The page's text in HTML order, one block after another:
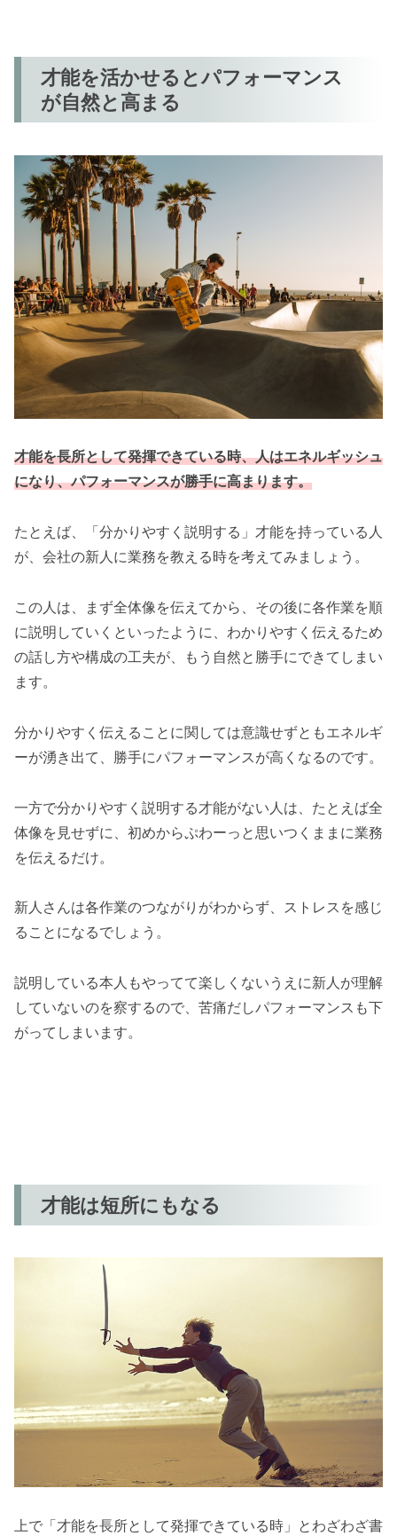
才能を活かせるとパフォーマンス
が自然と高まる
才能を長所として発揮できている時、人はエネルギッシュ
になり、パフォーマンスが勝手に高まります。
たとえば、「分かりやすく説明する」才能を持っている人
が、会社の新人に業務を教える時を考えてみましょう。
この人は、まず全体像を伝えてから、その後に各作業を順
に説明していくといったように、わかりやすく伝えるため
の話し方や構成の工夫が、もう自然と勝手にできてしまい
ます。
分かりやすく伝えることに関しては意識せずともエネルギ
ーが湧き出て、勝手にパフォーマンスが高くなるのです。
一方で分かりやすく説明する才能がない人は、たとえば全
体像を見せずに、初めからぷわーっと思いつくままに業務
を伝えるだけ。
新人さんは各作業のつながりがわからず、ストレスを感じ
ることになるでしょう。
説明している本人もやってて楽しくないうえに新人が理解
していないのを察するので、苦痛だしパフォーマンスも下
がってしまいます。
才能は短所にもなる
上で「才能を長所として発揮できている時」とわざわざ書